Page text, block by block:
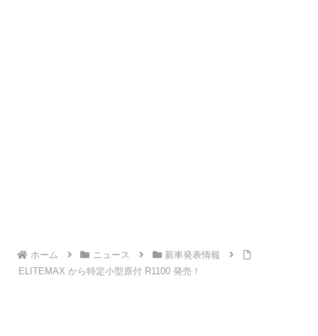
ホーム ニュース
新車発表情報
ELITEMAX から特定小型原付 R1100 発売！